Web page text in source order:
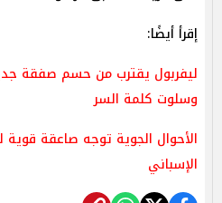
إقرأ أيضًا:
ليفربول يقترب من حسم صفقة
وسلوت كلمة السر
الأحوال الجوية توجه صاعقة
الإسباني